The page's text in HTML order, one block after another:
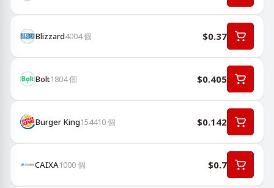
Blizzard4004個 $0.37
Bolt1804個 $0.405
Burger King154410個 $0.142
CAIXA1000個 $0.7